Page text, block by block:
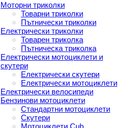
Моторни триколки
Товарни триколки
Пътнически триколки
Електрически триколки
Товарен триколка
Пътническа триколка
Електрически мотоциклети и
скутери
Електрически скутери
Електрически мотоциклети
Електрически велосипеди
Бензинови мотоциклети
Стандартни мотоциклети
Скутери